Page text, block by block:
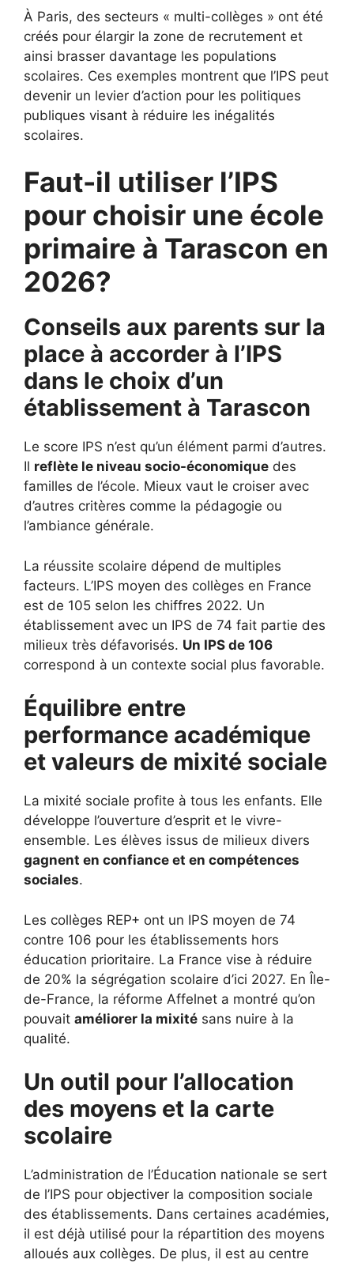
À Paris, des secteurs « multi-collèges » ont été
créés pour élargir la zone de recrutement et
ainsi brasser davantage les populations
scolaires. Ces exemples montrent que l’IPS peut
devenir un levier d’action pour les politiques
publiques visant à réduire les inégalités
scolaires.
Faut-il utiliser l’IPS
pour choisir une école
primaire à Tarascon en
2026?
Conseils aux parents sur la
place à accorder à l’IPS
dans le choix d’un
établissement à Tarascon
Le score IPS n’est qu’un élément parmi d’autres.
Il reflète le niveau socio-économique des
familles de l’école. Mieux vaut le croiser avec
d’autres critères comme la pédagogie ou
l’ambiance générale.
La réussite scolaire dépend de multiples
facteurs. L’IPS moyen des collèges en France
est de 105 selon les chiffres 2022. Un
établissement avec un IPS de 74 fait partie des
milieux très défavorisés. Un IPS de 106
correspond à un contexte social plus favorable.
Équilibre entre
performance académique
et valeurs de mixité sociale
La mixité sociale profite à tous les enfants. Elle
développe l’ouverture d’esprit et le vivre-
ensemble. Les élèves issus de milieux divers
gagnent en confiance et en compétences
sociales.
Les collèges REP+ ont un IPS moyen de 74
contre 106 pour les établissements hors
éducation prioritaire. La France vise à réduire
de 20% la ségrégation scolaire d’ici 2027. En Île-
de-France, la réforme Affelnet a montré qu’on
pouvait améliorer la mixité sans nuire à la
qualité.
Un outil pour l’allocation
des moyens et la carte
scolaire
L’administration de l’Éducation nationale se sert
de l’IPS pour objectiver la composition sociale
des établissements. Dans certaines académies,
il est déjà utilisé pour la répartition des moyens
alloués aux collèges. De plus, il est au centre